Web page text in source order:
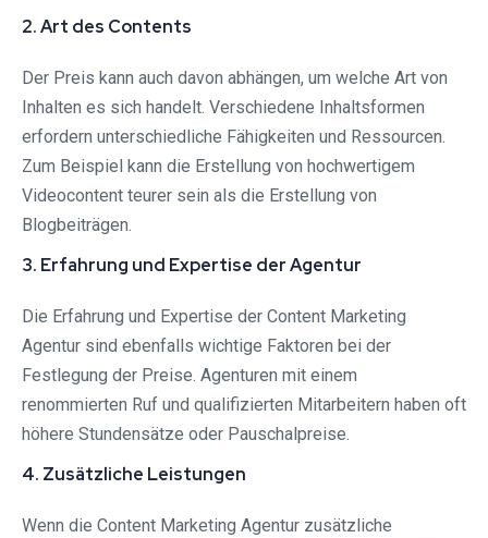
2. Art des Contents
Der Preis kann auch davon abhängen, um welche Art von
Inhalten es sich handelt. Verschiedene Inhaltsformen
erfordern unterschiedliche Fähigkeiten und Ressourcen.
Zum Beispiel kann die Erstellung von hochwertigem
Videocontent teurer sein als die Erstellung von
Blogbeiträgen.
3. Erfahrung und Expertise der Agentur
Die Erfahrung und Expertise der Content Marketing
Agentur sind ebenfalls wichtige Faktoren bei der
Festlegung der Preise. Agenturen mit einem
renommierten Ruf und qualifizierten Mitarbeitern haben oft
höhere Stundensätze oder Pauschalpreise.
4. Zusätzliche Leistungen
Wenn die Content Marketing Agentur zusätzliche